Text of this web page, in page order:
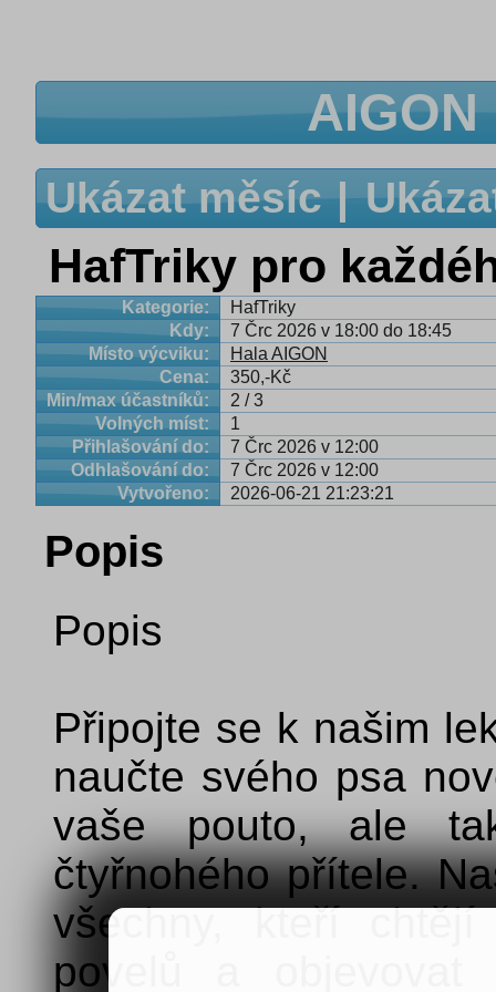
Ukázat měsíc
HafTriky pro
Kategorie:
HafTriky
Kdy:
7 Črc 2026 v 18:00 do 18:45
Místo výcviku:
Hala AIGON
Cena:
350,-Kč
Min/max účastníků:
2 / 3
Volných míst:
1
Přihlašování do:
7 Črc 2026 v 12:00
Odhlašování do:
7 Črc 2026 v 12:00
Vytvořeno:
2026-06-21 21:23:21
Popis
Popis
Připojte se k našim
naučte svého psa
vaše pouto, ale
čtyřnohého přítele.
všechny, kteří
povelů a objevovat